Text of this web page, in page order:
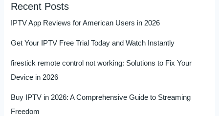
Recent Posts
IPTV App Reviews for American Users in 2026
Get Your IPTV Free Trial Today and Watch Instantly
firestick remote control not working: Solutions to Fix Your
Device in 2026
Buy IPTV in 2026: A Comprehensive Guide to Streaming
Freedom